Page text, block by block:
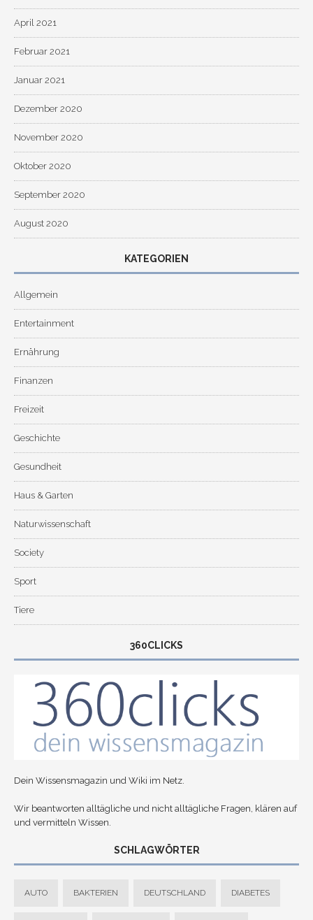
April 2021
Februar 2021
Januar 2021
Dezember 2020
November 2020
Oktober 2020
September 2020
August 2020
KATEGORIEN
Allgemein
Entertainment
Ernährung
Finanzen
Freizeit
Geschichte
Gesundheit
Haus & Garten
Naturwissenschaft
Society
Sport
Tiere
360CLICKS
Dein Wissensmagazin und Wiki im Netz.
Wir beantworten alltägliche und nicht alltägliche Fragen, klären auf
und vermitteln Wissen.
SCHLAGWÖRTER
AUTO BAKTERIEN DEUTSCHLAND DIABETES